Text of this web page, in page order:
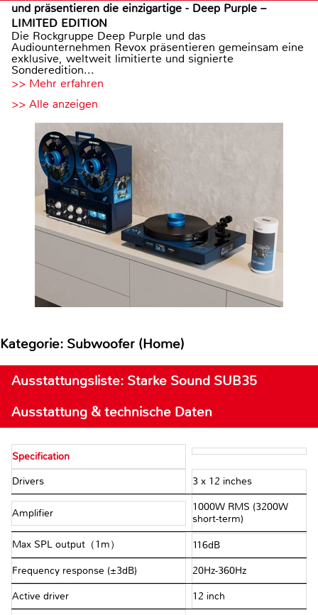
und präsentieren die einzigartige - Deep Purple –
LIMITED EDITION
Die Rockgruppe Deep Purple und das
Audiounternehmen Revox präsentieren gemeinsam eine
exklusive, weltweit limitierte und signierte
Sonderedition...
>> Mehr erfahren
>> Alle anzeigen
Kategorie: Subwoofer (Home)
Ausstattungsliste: Starke Sound SUB35
Ausstattung & technische Daten
Specification
Drivers 3 x 12 inches
Amplifier
1000W RMS (3200W
short-term)
Max SPL output（1m） 116dB
Frequency response (±3dB) 20Hz-360Hz
Active driver 12 inch